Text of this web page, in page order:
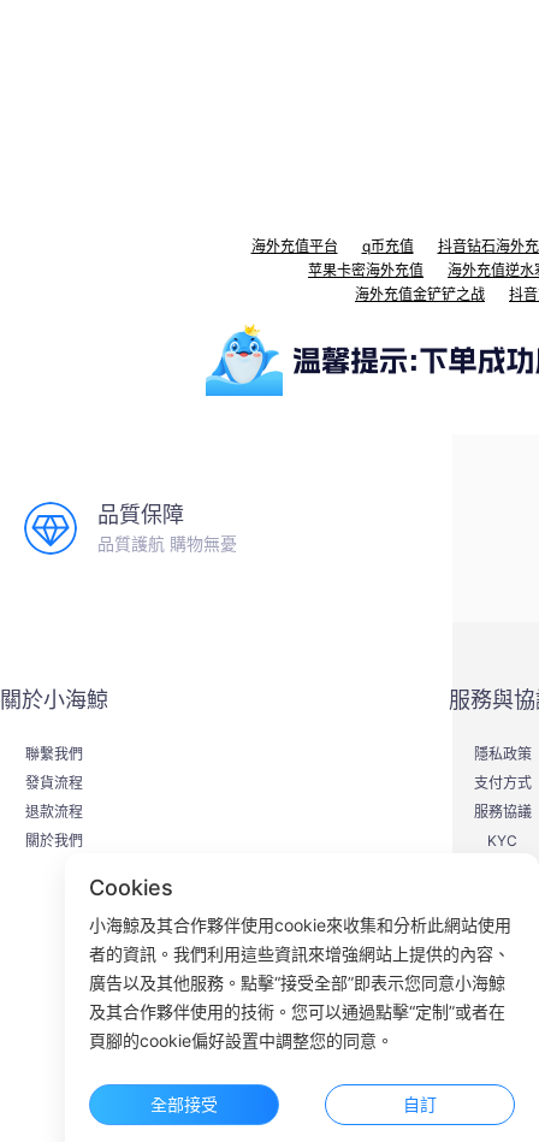
海外充值平台 q币充值
抖音钻石海外
苹果卡密海外充值
海外充值逆水
海外充值金铲铲之战
抖
品質保障
品質護航 購物無憂
關於小海鯨
聯繫我們
發貨流程
退款流程
關於我們
服務與
隱私政策
支付方式
服務協議
KYC
ROOM
Cookies
小海鯨及其合作夥伴使用cookie來收集和分析此網站使用
者的資訊。我們利用這些資訊來增強網站上提供的內容、
廣告以及其他服務。點擊“接受全部”即表示您同意小海鯨
及其合作夥伴使用的技術。您可以通過點擊“定制”或者在
頁腳的cookie偏好設置中調整您的同意。
全部接受 自訂